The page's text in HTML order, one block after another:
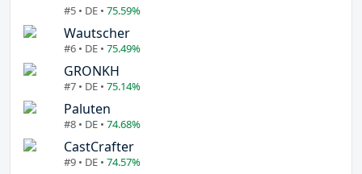
#5 • DE • 75.59%
Wautscher
#6 • DE • 75.49%
GRONKH
#7 • DE • 75.14%
Paluten
#8 • DE • 74.68%
CastCrafter
#9 • DE • 74.57%